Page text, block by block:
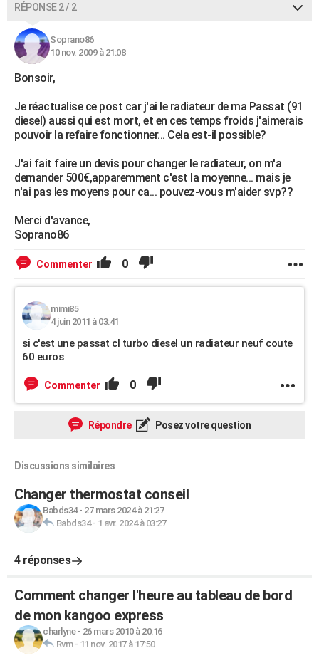
RÉPONSE 2 / 2
Soprano86
10 nov. 2009 à 21:08
Bonsoir,
Je réactualise ce post car j'ai le radiateur de ma Passat (91
diesel) aussi qui est mort, et en ces temps froids j'aimerais
pouvoir la refaire fonctionner... Cela est-il possible?
J'ai fait faire un devis pour changer le radiateur, on m'a
demander 500€,apparemment c'est la moyenne... mais je
n'ai pas les moyens pour ca... pouvez-vous m'aider svp??
Merci d'avance,
Soprano86
Commenter 0
mimi85
4 juin 2011 à 03:41
si c'est une passat cl turbo diesel un radiateur neuf coute
60 euros
Commenter 0
Répondre Posez votre question
Discussions similaires
Changer thermostat conseil
Babds34- 27 mars 2024 à 21:27
Babds34- 1 avr. 2024 à 03:27
4 réponses
Comment changer l'heure au tableau de bord
de mon kangoo express
charlyne- 26 mars 2010 à 20:16
Rvm- 11 nov. 2017 à 17:50